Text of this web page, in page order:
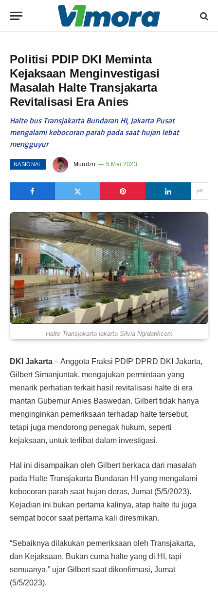
Politisi PDIP DKI Meminta
Kejaksaan Menginvestigasi
Masalah Halte Transjakarta
Revitalisasi Era Anies
Halte bus Transjakarta Bundaran HI, Jakarta Pusat
mengalami kebocoran parah pada saat hujan lebat
mengguyur
NASIONAL Mundzir 5 Mei 2023
Halte Transjakarta jakarta Silvia Ng/detikcom
DKI Jakarta – Anggota Fraksi PDIP DPRD DKI Jakarta,
Gilbert Simanjuntak, mengajukan permintaan yang
menarik perhatian terkait hasil revitalisasi halte di era
mantan Gubernur Anies Baswedan. Gilbert tidak hanya
menginginkan pemeriksaan terhadap halte tersebut,
tetapi juga mendorong penegak hukum, seperti
kejaksaan, untuk terlibat dalam investigasi.
Hal ini disampaikan oleh Gilbert berkaca dari masalah
pada Halte Transjakarta Bundaran HI yang mengalami
kebocoran parah saat hujan deras, Jumat (5/5/2023).
Kejadian ini bukan pertama kalinya, atap halte itu juga
sempat bocor saat pertama kali diresmikan.
“Sebaiknya dilakukan pemeriksaan oleh Transjakarta,
dan Kejaksaan. Bukan cuma halte yang di HI, tapi
semuanya,” ujar Gilbert saat dikonfirmasi, Jumat
(5/5/2023).